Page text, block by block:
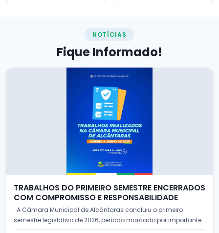
NOTÍCIAS
FiqueInformado!
TRABALHOS DO PRIMEIRO SEMESTRE ENCERRADOS
COM COMPROMISSO E RESPONSABILIDADE
semestre legislativo de 2026, período marcado por importantes
debate...